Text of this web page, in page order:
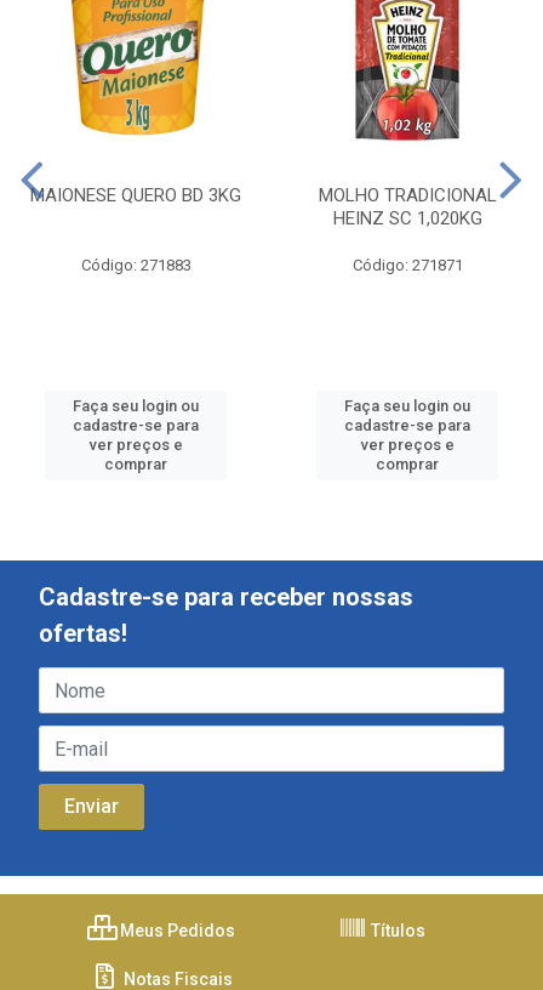
MAIONESE QUERO BD 3KG
Código: 271883
Faça seu login ou
cadastre-se para
ver preços e
comprar
MOLHO TRADICIONAL
HEINZ SC 1,020KG
Código: 271871
Faça seu login ou
cadastre-se para
ver preços e
comprar
Cadastre-se para receber nossas
ofertas!
Meus Pedidos Títulos
Notas Fiscais